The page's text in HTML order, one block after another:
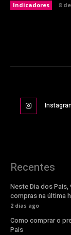
Indicadores 8
Recentes
Neste Dia dos
compras na última
2 dias ago
Como comprar o
Pais